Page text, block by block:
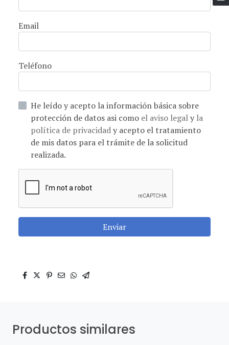
Email
Teléfono
He leído y acepto la información básica sobre
protección de datos asi como el aviso legaly la
política de privacidady acepto el tratamiento
de mis datos para el trámite de la solicitud
realizada.
Enviar
Productos similares